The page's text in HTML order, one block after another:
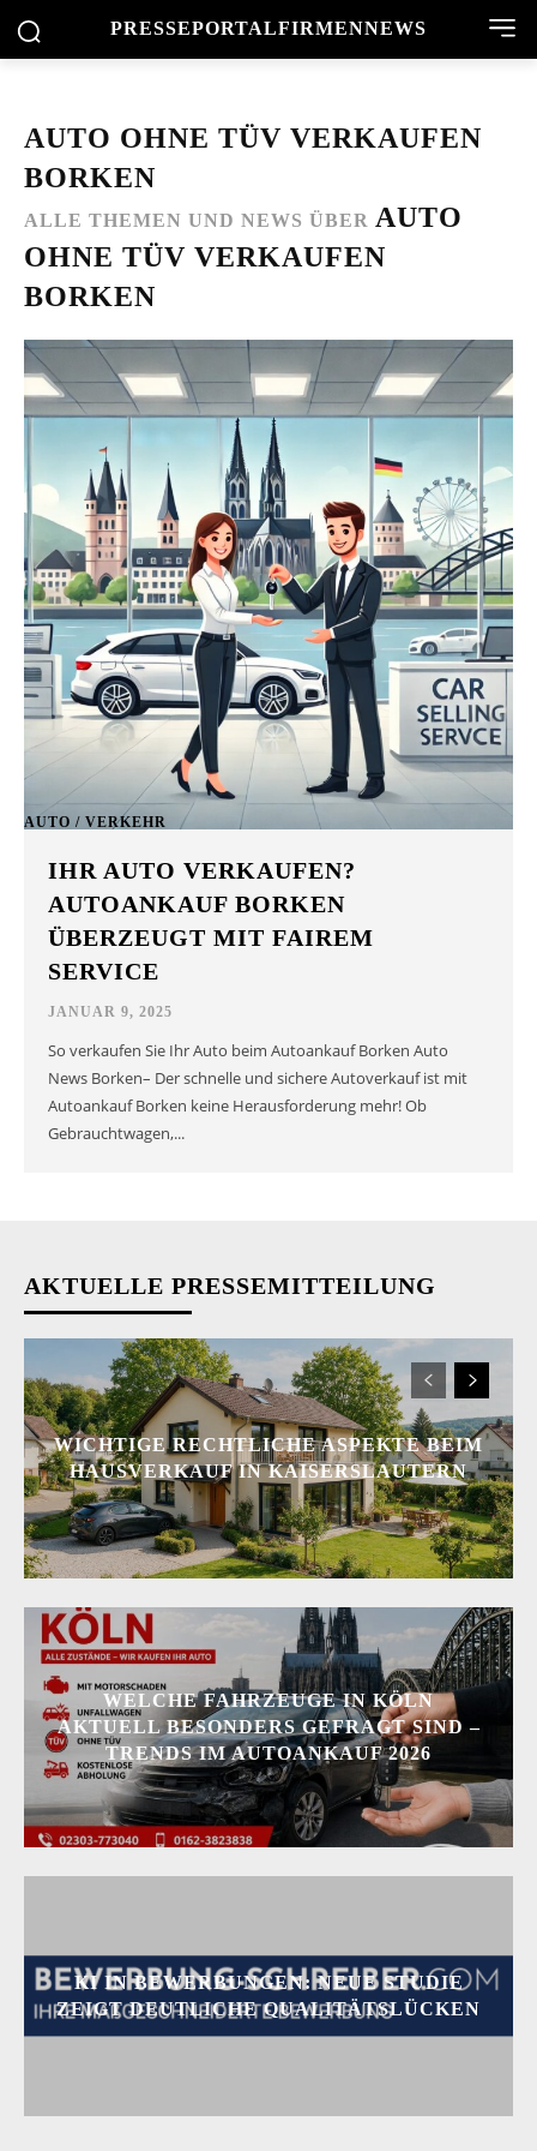
PRESSEPORTALFIRMENNEWS
AUTO OHNE TÜV VERKAUFEN
BORKEN
ALLE THEMEN UND NEWS ÜBER AUTO
OHNE TÜV VERKAUFEN
BORKEN
AUTO / VERKEHR
IHR AUTO VERKAUFEN?
AUTOANKAUF BORKEN
ÜBERZEUGT MIT FAIREM
SERVICE
JANUAR 9, 2025
So verkaufen Sie Ihr Auto beim Autoankauf Borken Auto
News Borken– Der schnelle und sichere Autoverkauf ist mit
Autoankauf Borken keine Herausforderung mehr! Ob
Gebrauchtwagen,...
AKTUELLE PRESSEMITTEILUNG
WICHTIGE RECHTLICHE ASPEKTE BEIM
HAUSVERKAUF IN KAISERSLAUTERN
WELCHE FAHRZEUGE IN KÖLN
AKTUELL BESONDERS GEFRAGT SIND –
TRENDS IM AUTOANKAUF 2026
KI IN BEWERBUNGEN: NEUE STUDIE
ZEIGT DEUTLICHE QUALITÄTSLÜCKEN